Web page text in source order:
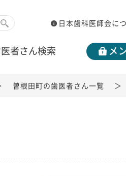
日本歯科医師会に
者さん検索 メ
曽根田町の歯医者さん一覧